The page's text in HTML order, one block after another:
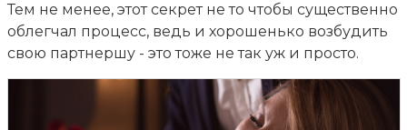
Тем не менее, этот секрет не то чтобы существенно
облегчал процесс, ведь и хорошенько возбудить
свою партнершу - это тоже не так уж и просто.